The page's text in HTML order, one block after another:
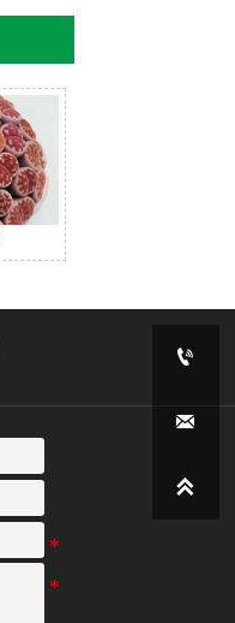


